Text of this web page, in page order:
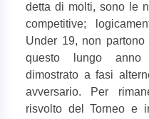
detta di molti, sono le
competitive;
Under 19, non
questo lungo
dimostrato a fasi
avversario. Per
risvolto del Torneo e